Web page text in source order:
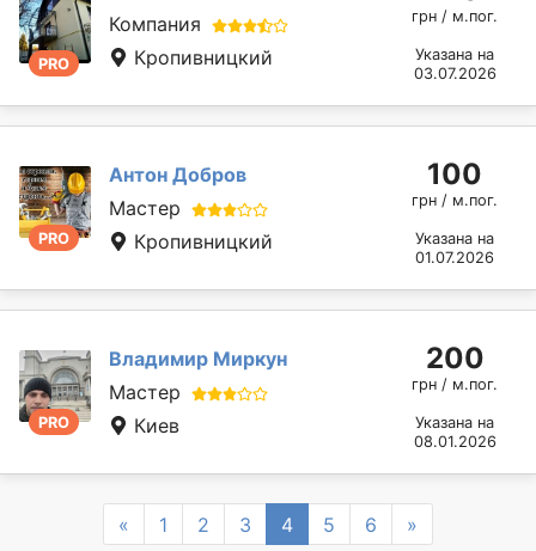
PRO
Компания
Кропивницкий
грн / м.пог.
Указана на
03.07.2026
PRO
Антон Добров
Мастер
Кропивницкий
100
грн / м.пог.
Указана на
01.07.2026
PRO
Владимир Миркун
Мастер
Киев
200
грн / м.пог.
Указана на
08.01.2026
« Previous
1 2 3 4 5 6 »